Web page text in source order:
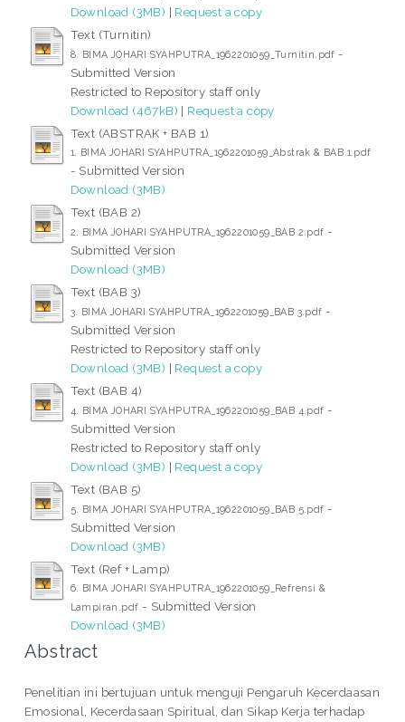
Download (3MB) | Request a copy
Text (Turnitin)
8. BIMA JOHARI SYAHPUTRA_1962201059_Turnitin.pdf -
Submitted Version
Restricted to Repository staff only
Download (467kB) | Request a copy
Text (ABSTRAK + BAB 1)
1. BIMA JOHARI SYAHPUTRA_1962201059_Abstrak & BAB 1.pdf
- Submitted Version
Download (3MB)
Text (BAB 2)
2. BIMA JOHARI SYAHPUTRA_1962201059_BAB 2.pdf -
Submitted Version
Download (3MB)
Text (BAB 3)
3. BIMA JOHARI SYAHPUTRA_1962201059_BAB 3.pdf -
Submitted Version
Restricted to Repository staff only
Download (3MB) | Request a copy
Text (BAB 4)
4. BIMA JOHARI SYAHPUTRA_1962201059_BAB 4.pdf -
Submitted Version
Restricted to Repository staff only
Download (3MB) | Request a copy
Text (BAB 5)
5. BIMA JOHARI SYAHPUTRA_1962201059_BAB 5.pdf -
Submitted Version
Download (3MB)
Text (Ref + Lamp)
6. BIMA JOHARI SYAHPUTRA_1962201059_Refrensi &
Lampiran.pdf - Submitted Version
Download (3MB)
Abstract
Penelitian ini bertujuan untuk menguji Pengaruh Kecerdaasan
Emosional, Kecerdasaan Spiritual, dan Sikap Kerja terhadap